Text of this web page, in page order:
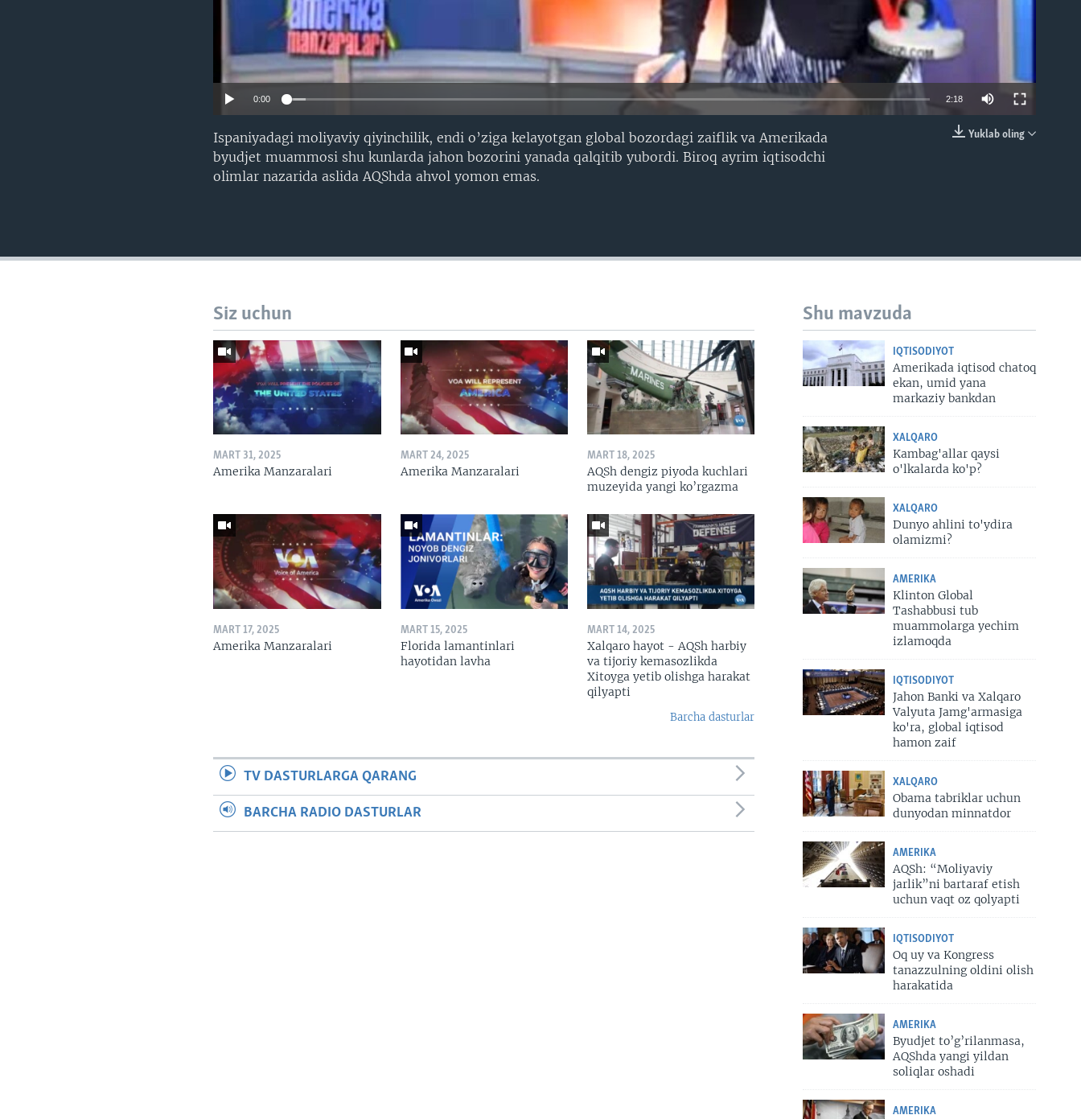
0:00 2:18
Yuklab oling
Ispaniyadagi moliyaviy qiyinchilik, endi o’ziga kelayotgan global bozordagi zaiflik va Amerikada
byudjet muammosi shu kunlarda jahon bozorini yanada qalqitib yubordi. Biroq ayrim iqtisodchi
olimlar nazarida aslida AQShda ahvol yomon emas.
Shu mavzuda
IQTISODIYOT
Amerikada iqtisod chatoq
ekan, umid yana
markaziy bankdan
XALQARO
Kambag'allar qaysi
o'lkalarda ko'p?
XALQARO
Dunyo ahlini to'ydira
olamizmi?
AMERIKA
Klinton Global
Tashabbusi tub
muammolarga yechim
izlamoqda
IQTISODIYOT
Jahon Banki va Xalqaro
Valyuta Jamg'armasiga
ko'ra, global iqtisod
hamon zaif
XALQARO
Obama tabriklar uchun
dunyodan minnatdor
AMERIKA
AQSh: “Moliyaviy
jarlik”ni bartaraf etish
uchun vaqt oz qolyapti
IQTISODIYOT
Oq uy va Kongress
tanazzulning oldini olish
harakatida
AMERIKA
Byudjet to’g’rilanmasa,
AQShda yangi yildan
soliqlar oshadi
AMERIKA
Siz uchun
MART 31, 2025
Amerika Manzaralari
MART 24, 2025
Amerika Manzaralari
MART 18, 2025
AQSh dengiz piyoda kuchlari
muzeyida yangi ko’rgazma
MART 17, 2025
Amerika Manzaralari
MART 15, 2025
Florida lamantinlari
hayotidan lavha
MART 14, 2025
Xalqaro hayot - AQSh harbiy
va tijoriy kemasozlikda
Xitoyga yetib olishga harakat
qilyapti
Barcha dasturlar
TV DASTURLARGA QARANG
BARCHA RADIO DASTURLAR